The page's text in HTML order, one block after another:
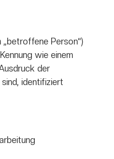
Person“)
wie einem
der
identifiziert